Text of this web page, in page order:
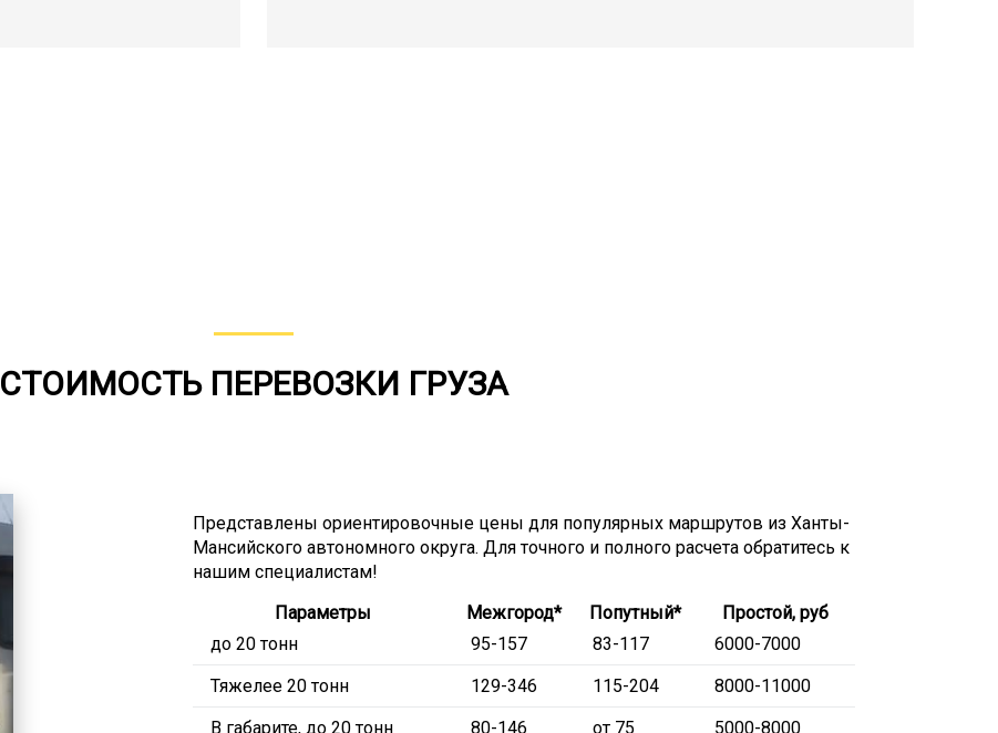
СТОИМОСТЬ ПЕРЕВОЗКИ ГРУЗА
Представлены ориентировочные цены для популярных маршрутов из Ханты-
Мансийского автономного округа. Для точного и полного расчета обратитесь к
нашим специалистам!
Параметры
Межгород* Попутный*
Простой, руб
до 20 тонн
95-157 83-117
6000-7000
Тяжелее 20 тонн
129-346 115-204
8000-11000
В габарите, до 20 тонн
80-146 от 75 5000-8000